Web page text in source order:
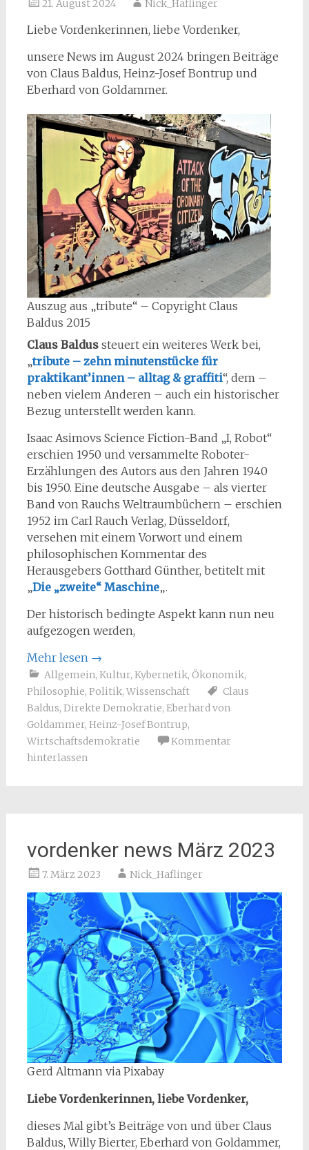
21. August 2024 Nick_Haflinger
Liebe Vordenkerinnen, liebe Vordenker,
unsere News im August 2024 bringen Beiträge
von Claus Baldus, Heinz-Josef Bontrup und
Eberhard von Goldammer.
Auszug aus „tribute“ – Copyright Claus
Baldus 2015
Claus Baldussteuert ein weiteres Werk bei,
„tribute – zehn minutenstücke für
praktikant’innen – alltag & graffiti“, dem –
neben vielem Anderen – auch ein historischer
Bezug unterstellt werden kann.
Isaac Asimovs Science Fiction-Band „I, Robot“
erschien 1950 und versammelte Roboter-
Erzählungen des Autors aus den Jahren 1940
bis 1950. Eine deutsche Ausgabe – als vierter
Band von Rauchs Weltraumbüchern – erschien
1952 im Carl Rauch Verlag, Düsseldorf,
versehen mit einem Vorwort und einem
philosophischen Kommentar des
Herausgebers Gotthard Günther, betitelt mit
„Die „zweite“ Maschine„.
Der historisch bedingte Aspekt kann nun neu
aufgezogen werden,
Mehr lesen →
Allgemein, Kultur, Kybernetik, Ökonomik,
Philosophie, Politik, Wissenschaft
Claus
Baldus, Direkte Demokratie, Eberhard von
Goldammer, Heinz-Josef Bontrup,
Wirtschaftsdemokratie
Kommentar
hinterlassen
vordenker news März 2023
7. März 2023 Nick_Haflinger
Gerd Altmann via Pixabay
Liebe Vordenkerinnen, liebe Vordenker,
dieses Mal gibt’s Beiträge von und über Claus
Baldus, Willy Bierter, Eberhard von Goldammer,